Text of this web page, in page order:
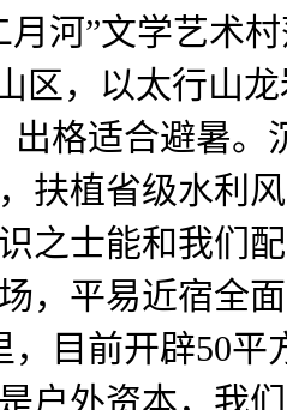
河”文学艺术
区，以太行山
格适合避暑
扶植省级水利
之士能和我们
，平易近宿全
目前开辟50
户外资本，我